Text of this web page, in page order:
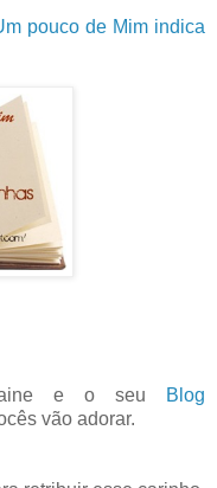
pouco de Mim indica
e o seu
Blog
vão adorar.